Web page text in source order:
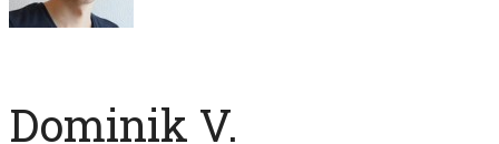
Dominik V.